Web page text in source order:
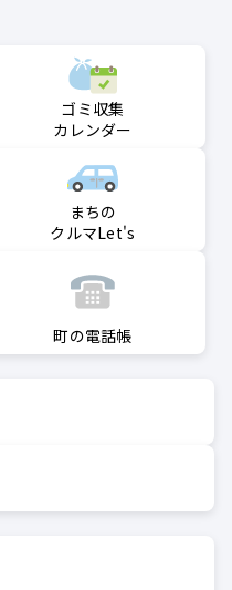
ゴミ収集
カレンダー
まちの
クルマLet's
町の電話帳